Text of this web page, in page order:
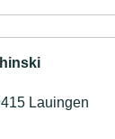
Lauingen